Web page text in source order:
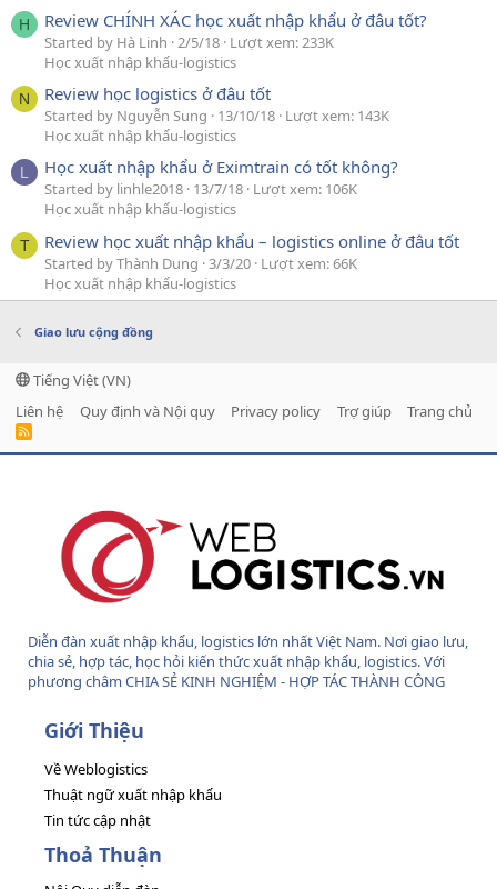
H Review CHÍNH XÁC học xuất nhập khẩu ở đâu tốt?
Started by Hà Linh 2/5/18 Lượt xem: 233K
Học xuất nhập khẩu-logistics
N Review học logistics ở đâu tốt
Started by Nguyễn Sung 13/10/18 Lượt xem: 143K
Học xuất nhập khẩu-logistics
L Học xuất nhập khẩu ở Eximtrain có tốt không?
Started by linhle2018 13/7/18 Lượt xem: 106K
Học xuất nhập khẩu-logistics
T Review học xuất nhập khẩu – logistics online ở đâu tốt
Started by Thành Dung 3/3/20 Lượt xem: 66K
Học xuất nhập khẩu-logistics
Giao lưu cộng đồng
Tiếng Việt (VN)
Liên hệ
Quy định và Nội quy Privacy policy Trợ giúp Trang chủ
R
S
Diễn đàn xuất nhập khẩu, logistics lớn nhất Việt Nam. Nơi giao lưu,
chia sẻ, hợp tác, học hỏi kiến thức xuất nhập khẩu, logistics. Với
phương châm CHIA SẺ KINH NGHIỆM - HỢP TÁC THÀNH CÔNG
Giới Thiệu
Về Weblogistics
Thuật ngữ xuất nhập khẩu
Tin tức cập nhật
Thoả Thuận